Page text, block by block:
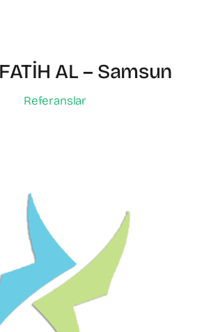
AL – Samsun
Referanslar